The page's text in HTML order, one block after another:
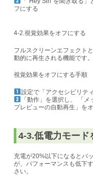
フにする
4-2.視覚効果をオフにする
フルスクリーンエフェクト
動的に再生される機能です
視覚効果をオフにする手順
設定で「アクセシビリテ
「動作」を選択し、 「
プレビューの自動再生」を
4-3.低電力モード
充電が20%以下になるとバ
が、パフォーマンスも低下
さい。